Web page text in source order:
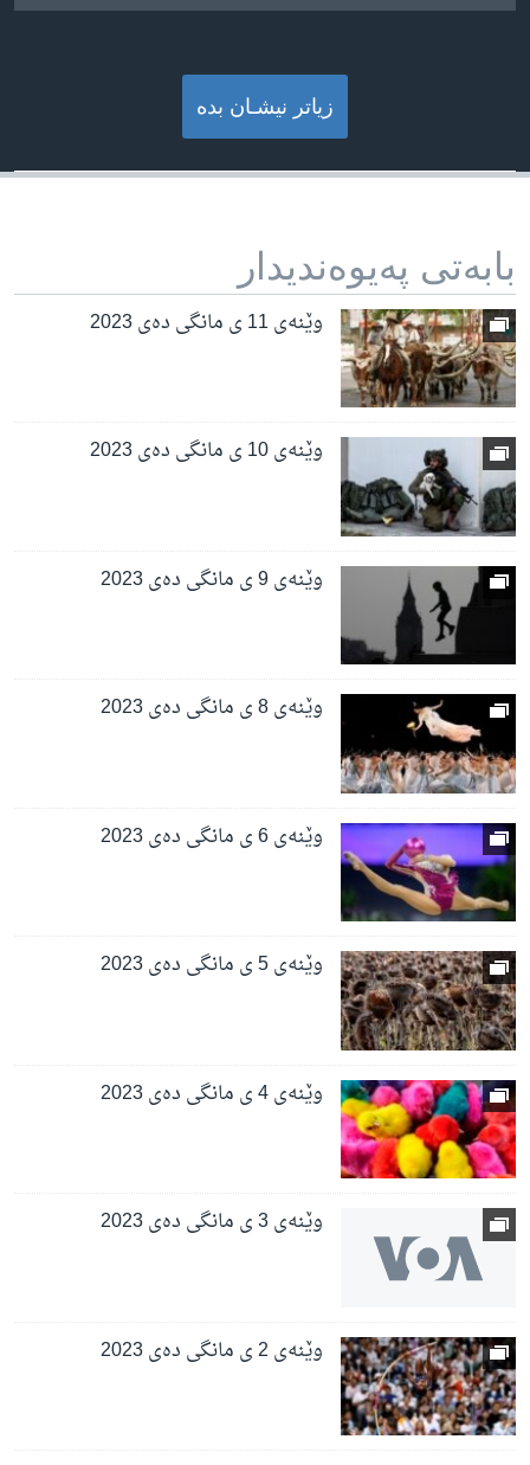
زیاتر نیشـان بده‌
بابه‌تی په‌یوه‌ندیدار
وێنەی 11 ی مانگی دەی 2023
وێنەی 10 ی مانگی دەی 2023
وێنەی 9 ی مانگی دەی 2023
وێنەی 8 ی مانگی دەی 2023
وێنەی 6 ی مانگی دەی 2023
وێنەی 5 ی مانگی دەی 2023
وێنەی 4 ی مانگی دەی 2023
وێنەی 3 ی مانگی دەی 2023
وێنەی 2 ی مانگی دەی 2023